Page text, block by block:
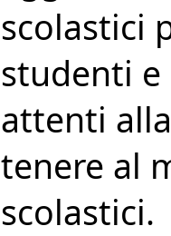
scolastici
studenti
attenti
tenere al
scolastici.